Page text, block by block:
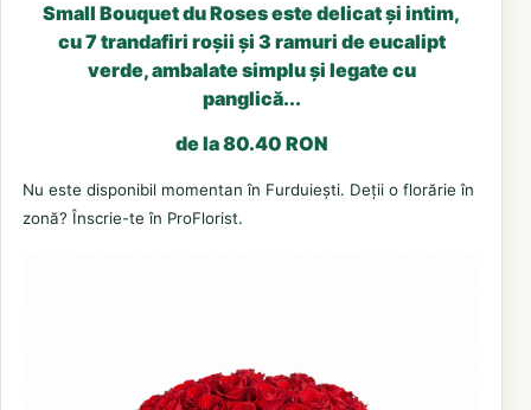
Small Bouquet du Roses este delicat și intim,
cu 7 trandafiri roșii și 3 ramuri de eucalipt
verde, ambalate simplu și legate cu
panglică...
de la 80.40 RON
Nu este disponibil momentan în Furduiești. Deții o florărie în
zonă? Înscrie-te în ProFlorist.